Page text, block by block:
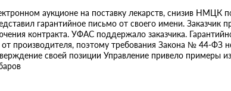
аукционе на поставку лекарств, снизив НМЦК
гарантийное письмо от своего имени. Заказчик
контракта. УФАС поддержало заказчика.
от производителя, поэтому требования Закона № 44-ФЗ
своей позиции Управление привело примеры